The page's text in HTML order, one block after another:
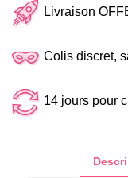
Livraison
Colis discret,
14 jours pour